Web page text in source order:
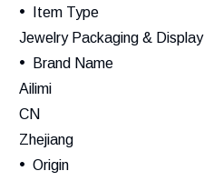
Item Type
Jewelry Packaging & Display
Brand Name
Ailimi
CN
Zhejiang
Origin